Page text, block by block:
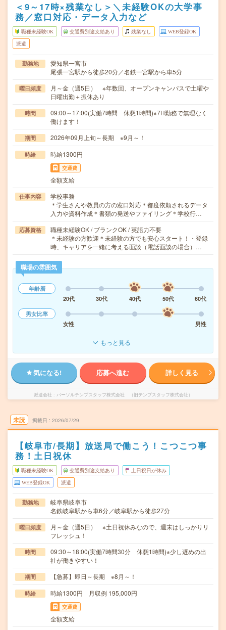
＜9～17時×残業なし＞＼未経験OKの大学事
務／窓口対応・データ入力など
職種未経験OK 交通費別途支給あり 残業なし WEB登録OK
派遣
勤務地
愛知県一宮市
尾張一宮駅から徒歩20分／名鉄一宮駅から車5分
曜日頻度
月～金（週5日） ※年数回、オープンキャンパスで土曜や
日曜出勤＋振休あり
時間
09:00～17:00(実働7時間 休憩1時間)※7H勤務で無理なく
働けます！
期間 2026年09月上旬～長期 ※9月～！
時給 時給1300円
交通費
全額支給
仕事内容
学校事務
＊学生さんや教員の方の窓口対応＊都度依頼されるデータ
入力や資料作成＊書類の発送やファイリング＊学校行…
応募資格
職種未経験OK / ブランクOK / 英語力不要
＊未経験の方歓迎＊未経験の方でも安心スタート！・登録
時、キャリアを一緒に考える面談（電話面談の場合）…
職場の雰囲気
年齢層
20代
30代 40代 50代
60代
男女比率
女性
男性
もっと見る
気になる! 応募へ進む 詳しく見る
派遣会社 パーソルテンプスタッフ株式会社 （旧テンプスタッフ株式会社）
未読 掲載日 2026/07/29
【岐阜市/長期】放送局で働こう！こつこつ事
務！土日祝休
職種未経験OK 交通費別途支給あり 土日祝日が休み
WEB登録OK 派遣
勤務地
岐阜県岐阜市
名鉄岐阜駅から車6分／岐阜駅から徒歩27分
曜日頻度
月～金（週5日） ※土日祝休みなので、週末はしっかりリ
フレッシュ！
時間
09:30～18:00(実働7時間30分 休憩1時間)※少し遅めの出
社が働きやすい！
期間 【急募】即日～長期 ※8月～！
時給 時給1300円 月収例 195,000円
交通費
全額支給